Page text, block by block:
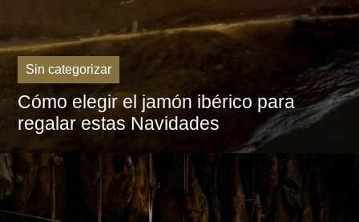
Sin categorizar
Cómo elegir el jamón ibérico para
regalar estas Navidades